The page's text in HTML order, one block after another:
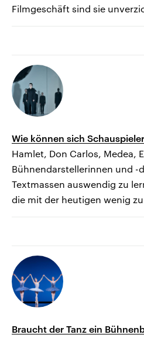
Filmgeschäft sind sie
Wie können sich
Hamlet, Don Carlos, Medea,
Bühnendarstellerinnen und -
Textmassen auswendig zu
die mit der heutigen wenig
Braucht der Tanz ein